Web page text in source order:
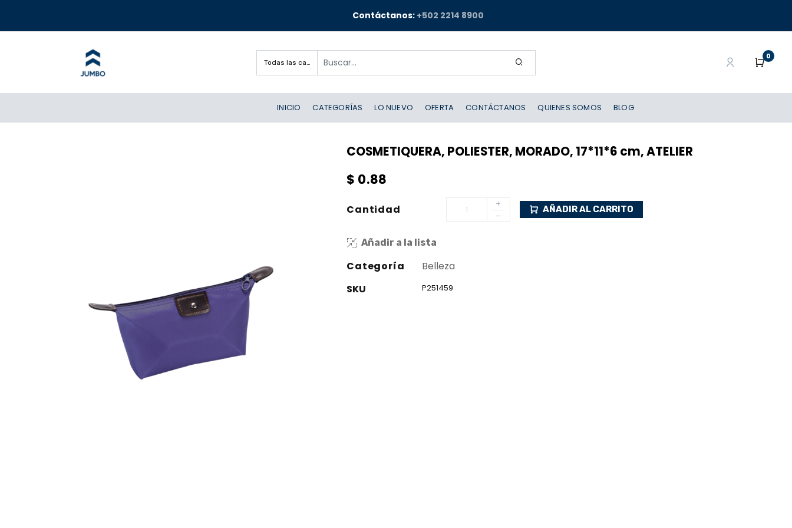
Contáctanos: +502 2214 8900
Todas las categorías
0
INICIO CATEGORÍAS LO NUEVO OFERTA CONTÁCTANOS QUIENES SOMOS BLOG
COSMETIQUERA, POLIESTER, MORADO, 17*11*6 cm, ATELIER
$ 0.88
Cantidad AÑADIR AL CARRITO
Añadir a la lista
Categoría
Belleza
SKU
P251459